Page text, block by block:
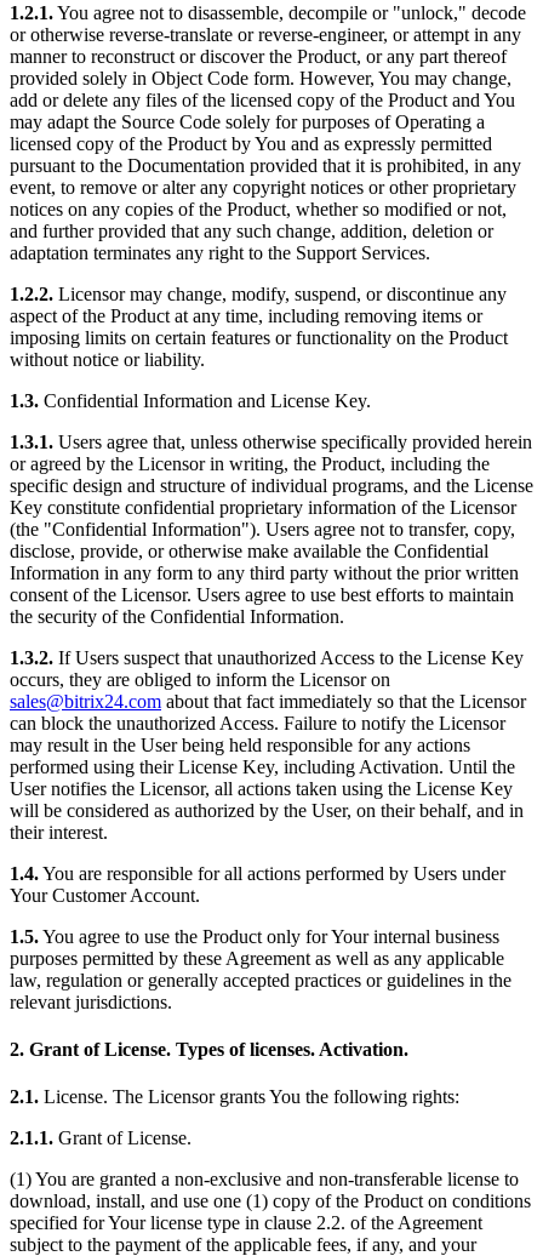
1.2.1.You agree not to disassemble, decompile or "unlock," decode
or otherwise reverse-translate or reverse-engineer, or attempt in any
manner to reconstruct or discover the Product, or any part thereof
provided solely in Object Code form. However, You may change,
add or delete any files of the licensed copy of the Product and You
may adapt the Source Code solely for purposes of Operating a
licensed copy of the Product by You and as expressly permitted
pursuant to the Documentation provided that it is prohibited, in any
event, to remove or alter any copyright notices or other proprietary
notices on any copies of the Product, whether so modified or not,
and further provided that any such change, addition, deletion or
adaptation terminates any right to the Support Services.
1.2.2. Licensor may change, modify, suspend, or discontinue any
aspect of the Product at any time, including removing items or
imposing limits on certain features or functionality on the Product
without notice or liability.
1.3. Confidential Information and License Key.
1.3.1. Users agree that, unless otherwise specifically provided herein
or agreed by the Licensor in writing, the Product, including the
specific design and structure of individual programs, and the License
Key constitute confidential proprietary information of the Licensor
(the "Confidential Information"). Users agree not to transfer, copy,
disclose, provide, or otherwise make available the Confidential
Information in any form to any third party without the prior written
consent of the Licensor. Users agree to use best efforts to maintain
the security of the Confidential Information.
1.3.2. If Users suspect that unauthorized Access to the License Key
occurs, they are obliged to inform the Licensor on
sales@bitrix24.com about that fact immediately so that the Licensor
can block the unauthorized Access. Failure to notify the Licensor
may result in the User being held responsible for any actions
performed using their License Key, including Activation. Until the
User notifies the Licensor, all actions taken using the License Key
will be considered as authorized by the User, on their behalf, and in
their interest.
1.4.You are responsible for all actions performed by Users under
Your Customer Account.
1.5.You agree to use the Product only for Your internal business
purposes permitted by these Agreement as well as any applicable
law, regulation or generally accepted practices or guidelines in the
relevant jurisdictions.
2. Grant of License. Types of licenses. Activation.
2.1. License. The Licensor grants You the following rights:
2.1.1. Grant of License.
(1) You are granted a non-exclusive and non-transferable license to
download, install, and use one (1) copy of the Product on conditions
specified for Your license type in clause 2.2. of the Agreement
subject to the payment of the applicable fees, if any, and your